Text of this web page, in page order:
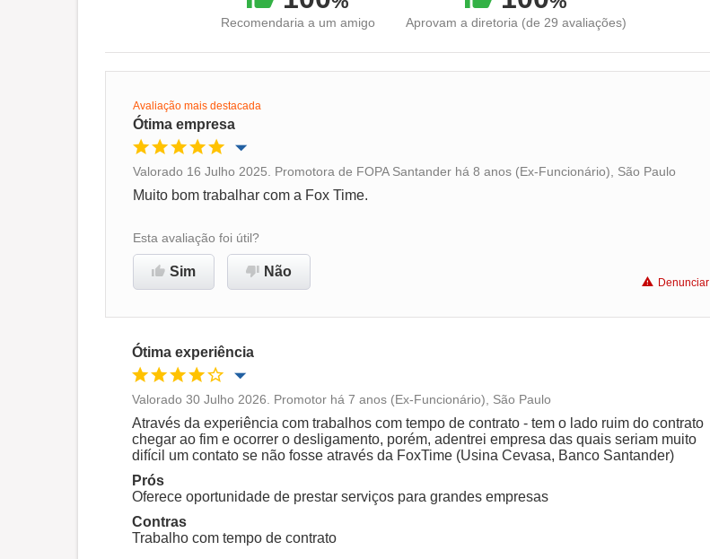
Recomendaria a um amigo Aprovam a diretoria (de 29 avaliações)
Avaliação mais destacada
Ótima empresa
Oportunidade de promoção
Ambiente de trabalho
Recomenda esta empresa
Valorado 16 Julho 2025. Promotora de FOPA Santander há 8 anos (Ex-Funcionário), São Paulo
Muito bom trabalhar com a Fox Time.
Esta avaliação foi útil?
Sim Não
Denunciar
Ótima experiência
Oportunidade de promoção
Ambiente de trabalho
Conciliação com a vida familiar
Benefícios
Valorado 30 Julho 2026. Promotor há 7 anos (Ex-Funcionário), São Paulo
Através da experiência com trabalhos com tempo de contrato - tem o lado ruim do contrato
chegar ao fim e ocorrer o desligamento, porém, adentrei empresa das quais seriam muito
difícil um contato se não fosse através da FoxTime (Usina Cevasa, Banco Santander)
Prós
Oferece oportunidade de prestar serviços para grandes empresas
Contras
Trabalho com tempo de contrato